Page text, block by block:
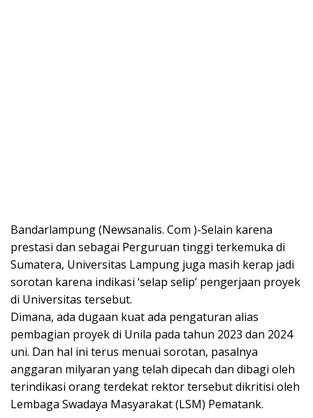
Bandarlampung (Newsanalis. Com )-Selain karena
prestasi dan sebagai Perguruan tinggi terkemuka di
Sumatera, Universitas Lampung juga masih kerap jadi
sorotan karena indikasi ‘selap selip’ pengerjaan proyek
di Universitas tersebut.
Dimana, ada dugaan kuat ada pengaturan alias
pembagian proyek di Unila pada tahun 2023 dan 2024
uni. Dan hal ini terus menuai sorotan, pasalnya
anggaran milyaran yang telah dipecah dan dibagi oleh
terindikasi orang terdekat rektor tersebut dikritisi oleh
Lembaga Swadaya Masyarakat (LSM) Pematank.